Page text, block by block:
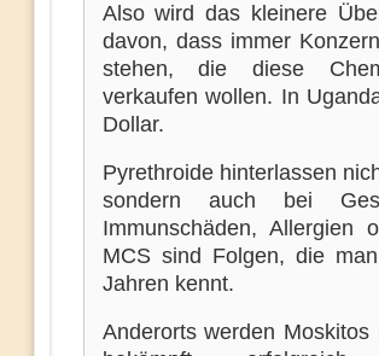
Also wird das kleinere
davon, dass immer
stehen, die diese
verkaufen wollen. In
Dollar.
Pyrethroide hinterlassen
sondern auch bei
Immunschäden, Allergien
MCS sind Folgen, die
Jahren kennt.
Anderorts werden